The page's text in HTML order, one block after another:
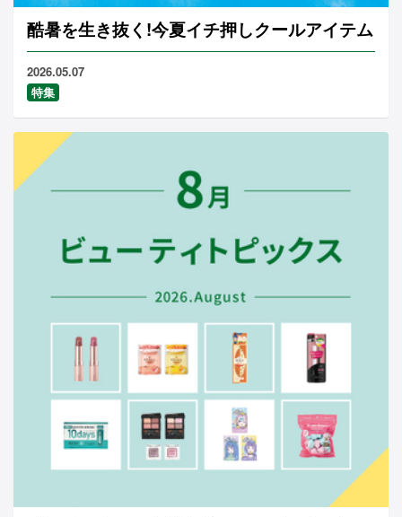
酷暑を生き抜く!今夏イチ押しクールアイテム
2026.05.07
特集